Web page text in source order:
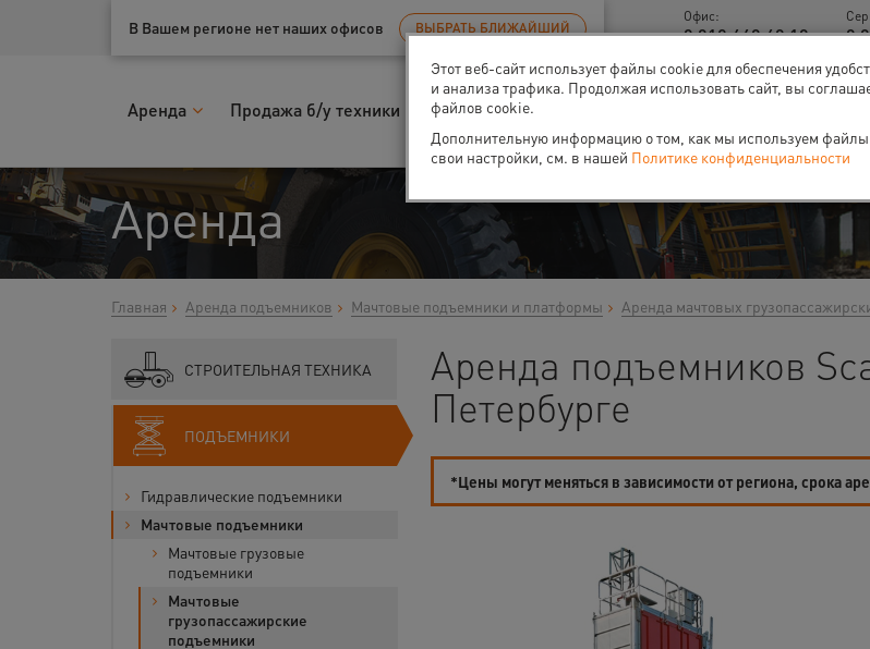
Ваш город:Санкт-Петербург
В Вашем регионе нет наших офисов ВЫБРАТЬ БЛИЖАЙШИЙ
Офис:
8 812 448 48 18 8
Аренда Продажа б/у техники Запчасти
Аренда
Главная Аренда подъемников Мачтовые подъемники и платформы Аренда мачтовых
СТРОИТЕЛЬНАЯ ТЕХНИКА
ПОДЪЕМНИКИ
Гидравлические подъемники
Мачтовые подъемники
Мачтовые грузовые
подъемники
Мачтовые
грузопассажирские
подъемники
Аренда подъемников
Петербурге
*Цены могут меняться в зависимости от региона, срока
Этот веб-сайт использует файлы cookie для обеспечения
и анализа трафика. Продолжая использовать сайт, вы
файлов cookie.
Дополнительную информацию о том, как мы используем
свои настройки, см. в нашей Политике конфиденциальности